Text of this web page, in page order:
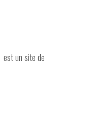
est un site de